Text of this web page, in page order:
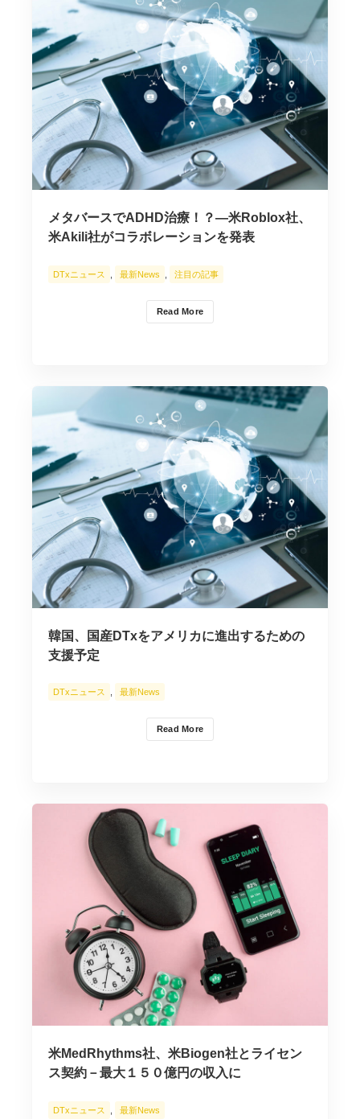
メタバースでADHD治療！？―米Roblox社、
米Akili社がコラボレーションを発表
Read More
DTxニュース 最新News 注目の記事
韓国、国産DTxをアメリカに進出するための
支援予定
Read More
DTxニュース , 最新News
米MedRhythms社、米Biogen社とライセン
ス契約－最大１５０億円の収入に
DTxニュース 最新News